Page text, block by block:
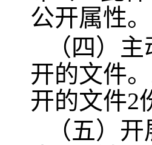
公开属性。
（四）
开的文件
开的文件2
（五）